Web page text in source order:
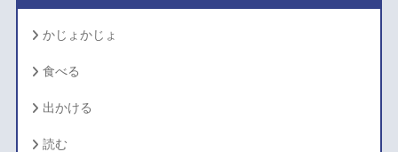
かじょかじょ
食べる
出かける
読む